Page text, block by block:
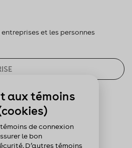
et les personnes
aux témoins
de connexion
le bon
D’autres témoins